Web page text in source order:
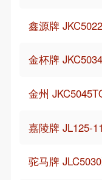
鑫源牌
金杯牌
金州
嘉陵牌 JL125-
驼马牌